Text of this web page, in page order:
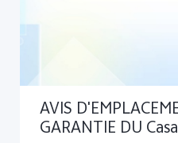
AVIS
GARANTIE DU